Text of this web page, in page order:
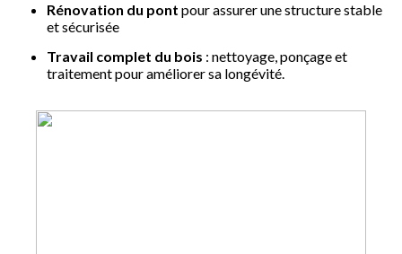
Rénovation du pont pour assurer une structure stable
et sécurisée
Travail complet du bois : nettoyage, ponçage et
traitement pour améliorer sa longévité.